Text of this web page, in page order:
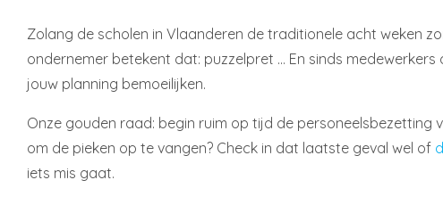
Zolang de scholen in Vlaanderen de traditionele acht weken
ondernemer betekent dat: puzzelpret … En sinds
jouw planning bemoeilijken.
Onze gouden raad: begin ruim op tijd de
om de pieken op te vangen? Check in dat laatste geval wel of
iets mis gaat.